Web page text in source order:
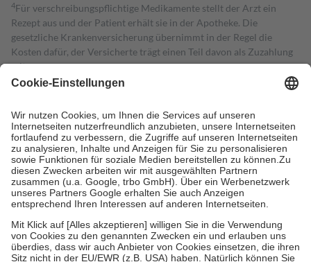
4Für verschreibungspflichtige Medikamente stellt der Arzt ein
Rezept aus und der Patient erhält sie in der Apotheke. Die
gesetzliche Krankenversicherung übernimmt in der Regel die
Kosten dafür, der Versicherte trägt einen Teil davon als Zuzahlung
mit.
Grundsätzlich leisten Mitglieder Zuzahlungen in Höhe von zehn
höchstens zehn Euro.
Es sind jedoch nie mehr als die tatsächlichen
Kosten der Leistung zu entrichten.
Diese Regeln gelten grundsätzlich auch für Online-Apotheken.
Bei Heilmitteln und häuslicher Krankenpflege beträgt die
Zuzahlung zehn Prozent der Kosten sowie zehn Euro je
Verordnung.
Um das Engagement der Versicherten für ihre eigene Gesundheit zu
stärken und die besondere Stellung der Familie zu unterstützen,
fallenkeine Zuzahlungenan bei:
• Kindern und Jugendlichen bis zum vollendeten 18. Lebensjahr
mit Ausnahme der Fahrkosten